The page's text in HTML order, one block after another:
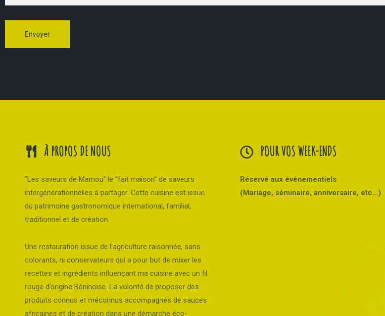
À PROPOS DE NOUS
“Les saveurs de Mamou” le “fait maison” de saveurs
intergénérationnelles à partager. Cette cuisine est issue
du patrimoine gastronomique international, familial,
traditionnel et de création.
Une restauration issue de l’agriculture raisonnée, sans
colorants, ni conservateurs qui a pour but de mixer les
recettes et ingrédients influençant ma cuisine avec un fil
rouge d’origine Béninoise. La volonté de proposer des
produits connus et méconnus accompagnés de sauces
africaines et de création dans une démarche éco-
POUR VOS WEEK-ENDS
Réservé aux événementiels
(Mariage, séminaire, anniversaire, etc…)